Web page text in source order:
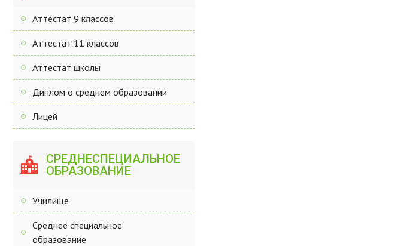
Аттестат 9 классов
Аттестат 11 классов
Аттестат школы
Диплом о среднем образовании
Лицей
СРЕДНЕСПЕЦИАЛЬНОЕ
ОБРАЗОВАНИЕ
Училище
Среднее специальное
образование